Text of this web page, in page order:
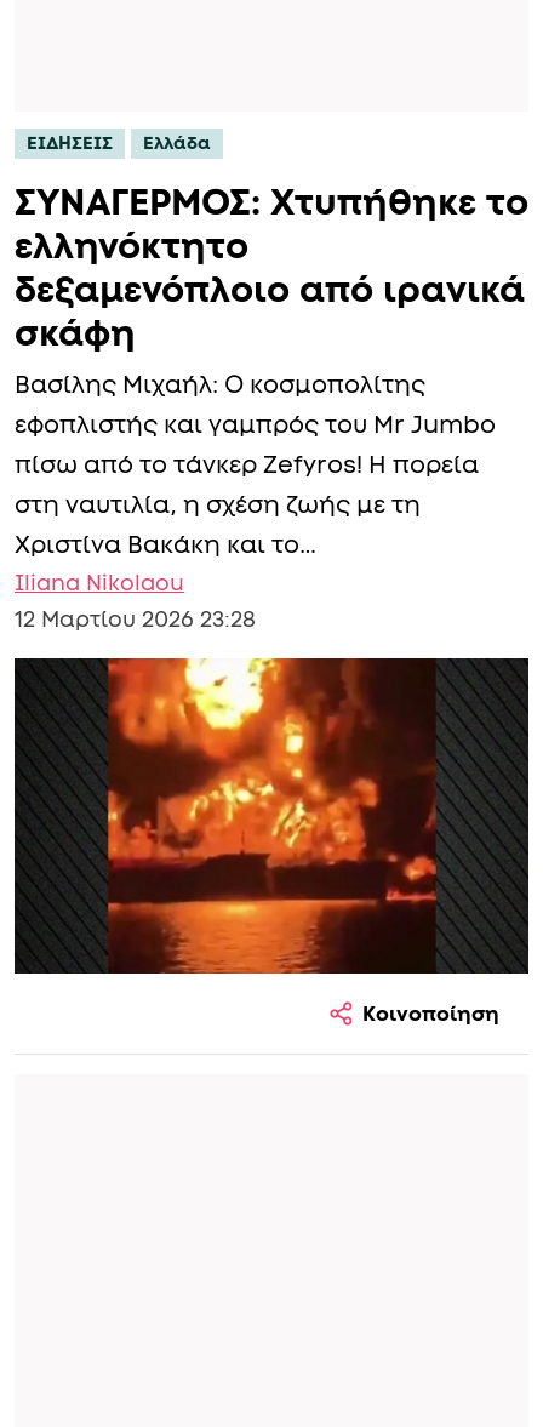
ΕΙΔΗΣΕΙΣ Ελλάδα
ΣΥΝΑΓΕΡΜΟΣ: Xτυπήθηκε το
ελληνόκτητο
δεξαμενόπλοιο από ιρανικά
σκάφη
Βασίλης Μιχαήλ: Ο κοσμοπολίτης
εφοπλιστής και γαμπρός του Mr Jumbo
πίσω από το τάνκερ Zefyros! Η πορεία
στη ναυτιλία, η σχέση ζωής με τη
Χριστίνα Βακάκη και το…
Iliana Nikolaou
12 Μαρτίου 2026 23:28
Κοινοποίηση